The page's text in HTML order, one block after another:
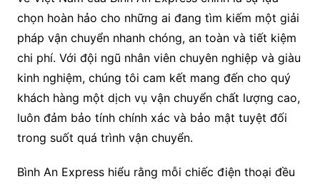
chọn hoàn hảo cho những ai đang tìm kiếm một giải
pháp vận chuyển nhanh chóng, an toàn và tiết kiệm
chi phí. Với đội ngũ nhân viên chuyên nghiệp và giàu
kinh nghiệm, chúng tôi cam kết mang đến cho quý
khách hàng một dịch vụ vận chuyển chất lượng cao,
luôn đảm bảo tính chính xác và bảo mật tuyệt đối
trong suốt quá trình vận chuyển.
Bình An Express hiểu rằng mỗi chiếc điện thoại đều